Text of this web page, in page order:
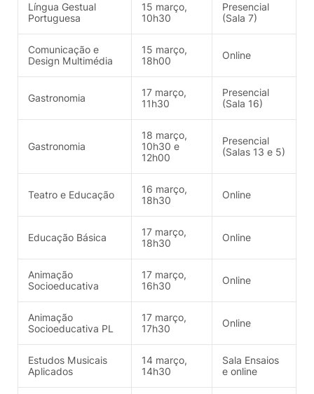
Língua Gestual
Portuguesa
15 março,
10h30
Presencial
(Sala 7)
Comunicação e
Design Multimédia
15 março,
18h00
Online
Gastronomia
17 março,
11h30
Presencial
(Sala 16)
Gastronomia
18 março,
10h30 e
12h00
Presencial
(Salas 13 e 5)
Teatro e Educação
16 março,
18h30
Online
Educação Básica
17 março,
18h30
Online
Animação
Socioeducativa
17 março,
16h30
Online
Animação
Socioeducativa PL
17 março,
17h30
Online
Estudos Musicais
Aplicados
14 março,
14h30
Sala Ensaios
e online